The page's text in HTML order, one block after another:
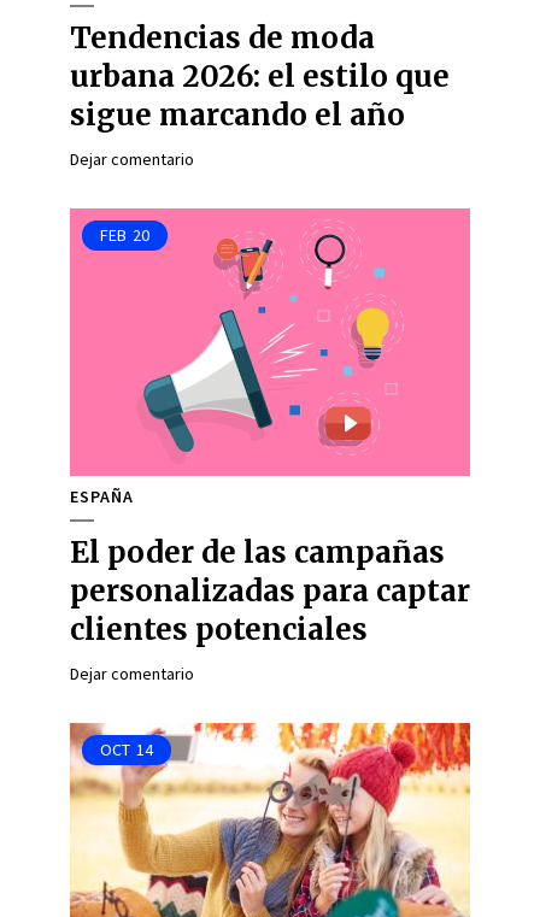
Tendencias de moda
urbana 2026: el estilo que
sigue marcando el año
Dejar comentario
FEB 20
ESPAÑA
El poder de las campañas
personalizadas para captar
clientes potenciales
Dejar comentario
OCT 14